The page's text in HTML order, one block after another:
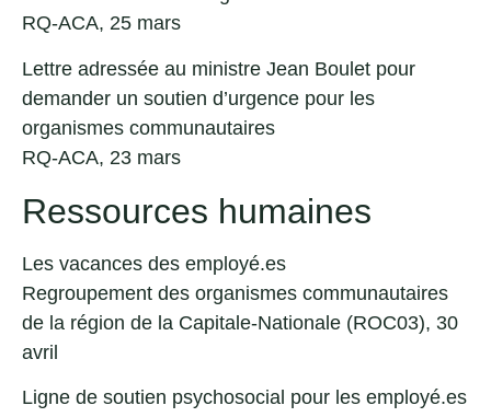
RQ-ACA, 25 mars
Lettre adressée au ministre Jean Boulet pour
demander un soutien d’urgence pour les
organismes communautaires
RQ-ACA, 23 mars
Ressources humaines
Les vacances des employé.es
Regroupement des organismes communautaires
de la région de la Capitale-Nationale (ROC03), 30
avril
Ligne de soutien psychosocial pour les employé.es